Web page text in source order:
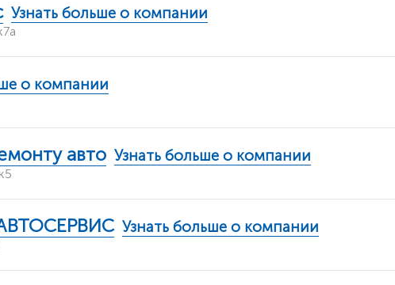
Узнать больше о компании
о компании
авто Узнать больше о компании
АВТОСЕРВИС Узнать больше о компании